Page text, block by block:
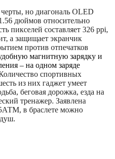
но диагональ OLED
дюймов относительно
пикселей составляет 326 ppi,
а защищает экранчик
против отпечатков
магнитную зарядку и
– на одном заряде
спортивных
из них гаджет умеет
беговая дорожка, езда на
тренажер. Заявлена
в браслете можно